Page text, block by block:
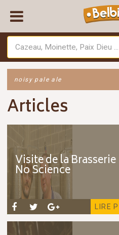
noisy pale ale
Articles
Visite de la Brasserie
No Science
LIRE